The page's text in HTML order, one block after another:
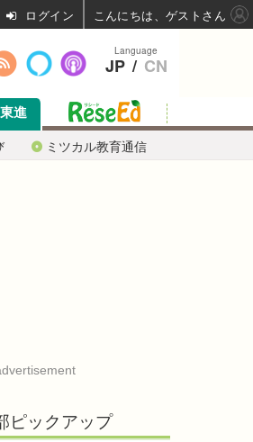
ミツカル教育通信
進
ピックアップ
Language
JP / CN
ログイン こんにちは、ゲストさん